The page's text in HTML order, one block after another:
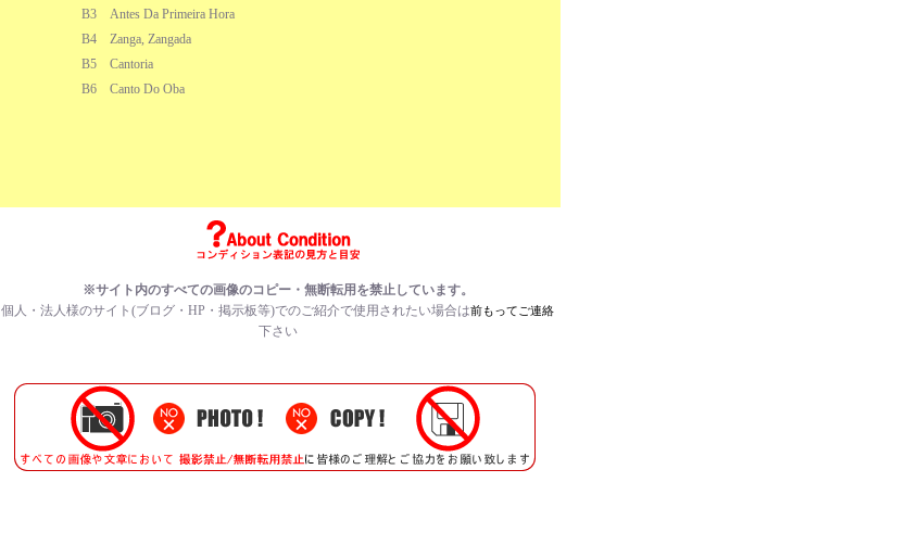
B3
Antes Da Primeira Hora
B4
Zanga, Zangada
B5
Cantoria
B6
Canto Do Oba
※サイト内のすべての画像のコピー・無断転用を禁止しています。
個人・法人様のサイト(ブログ・HP・掲示板等)でのご紹介で使用されたい場合は前もってご連絡
下さい